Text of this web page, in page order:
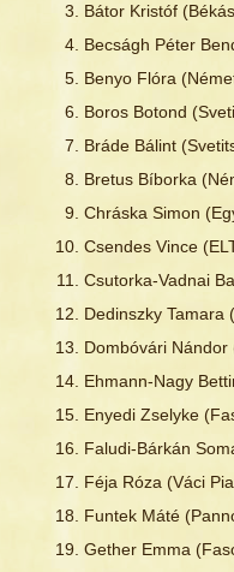
Bátor Kristóf
Becságh Péter
Benyo Flóra
Boros Botond
Bráde Bálint
Bretus Bíborka
Chráska Simon
Csendes Vince
Csutorka-Vadnai
Dedinszky Tamara
Dombóvári
Ehmann-Nagy
Enyedi Zselyke
Faludi-Bárkán
Féja Róza (Váci
Funtek Máté
Gether Emma